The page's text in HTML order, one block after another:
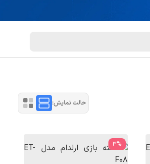
حالت نمایش:
%
3